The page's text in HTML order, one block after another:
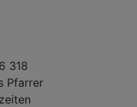
318
Pfarrer